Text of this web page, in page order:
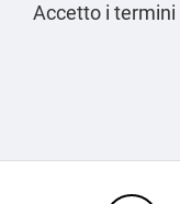
Accetto i termini